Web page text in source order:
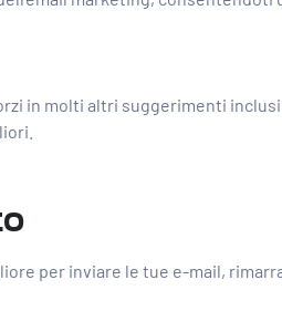
in molti altri suggerimenti
per inviare le tue e-mail,